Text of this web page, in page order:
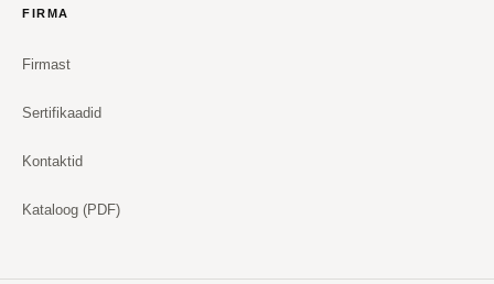
FIRMA
Firmast
Sertifikaadid
Kontaktid
Kataloog (PDF)